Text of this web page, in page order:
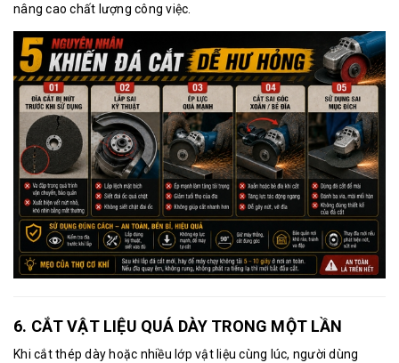
nâng cao chất lượng công việc.
6. CẮT VẬT LIỆU QUÁ DÀY TRONG MỘT LẦN
Khi cắt thép dày hoặc nhiều lớp vật liệu cùng lúc, người dùng